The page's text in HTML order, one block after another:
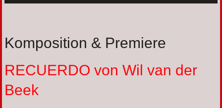
Komposition & Premiere
RECUERDO von Wil van der
Beek